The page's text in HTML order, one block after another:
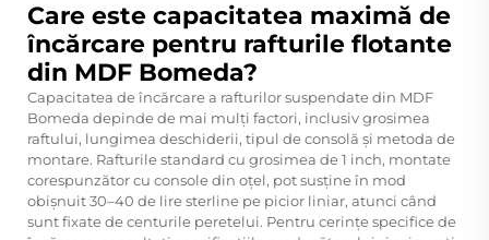
Care este capacitatea maximă de
încărcare pentru rafturile flotante
din MDF Bomeda?
Capacitatea de încărcare a rafturilor suspendate din MDF
Bomeda depinde de mai mulți factori, inclusiv grosimea
raftului, lungimea deschiderii, tipul de consolă și metoda de
montare. Rafturile standard cu grosimea de 1 inch, montate
corespunzător cu console din oțel, pot susține în mod
obișnuit 30–40 de lire sterline pe picior liniar, atunci când
sunt fixate de centurile peretelui. Pentru cerințe specifice de